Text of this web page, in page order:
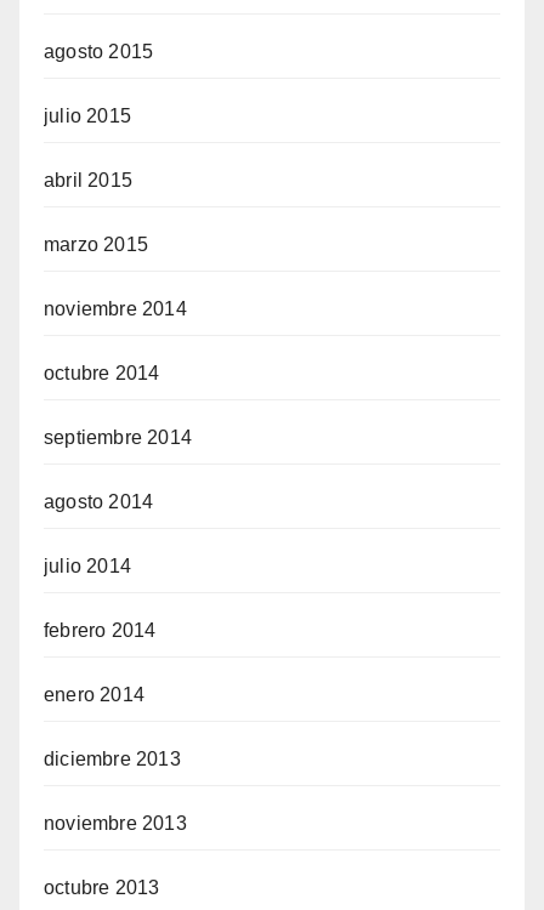
agosto 2015
julio 2015
abril 2015
marzo 2015
noviembre 2014
octubre 2014
septiembre 2014
agosto 2014
julio 2014
febrero 2014
enero 2014
diciembre 2013
noviembre 2013
octubre 2013